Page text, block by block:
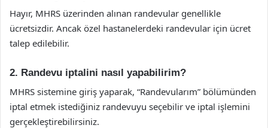
Hayır, MHRS üzerinden alınan randevular genellikle
ücretsizdir. Ancak özel hastanelerdeki randevular için ücret
talep edilebilir.
2. Randevu iptalini nasıl yapabilirim?
MHRS sistemine giriş yaparak, “Randevularım” bölümünden
iptal etmek istediğiniz randevuyu seçebilir ve iptal işlemini
gerçekleştirebilirsiniz.